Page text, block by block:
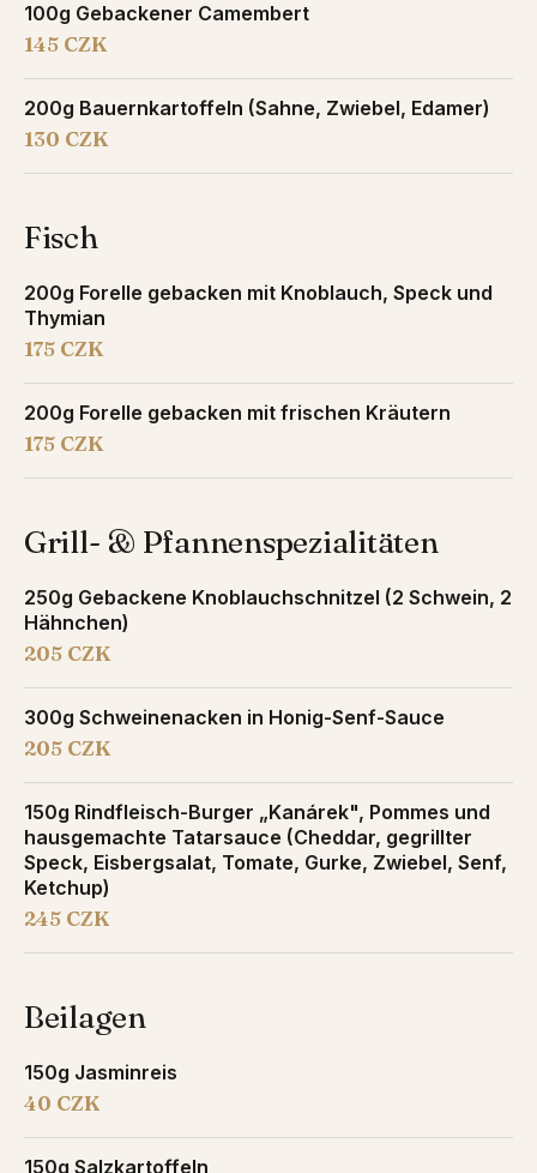
100g Gebackener Camembert
145 CZK
200g Bauernkartoffeln (Sahne, Zwiebel, Edamer)
130 CZK
Fisch
200g Forelle gebacken mit Knoblauch, Speck und
Thymian
175 CZK
200g Forelle gebacken mit frischen Kräutern
175 CZK
Grill- & Pfannenspezialitäten
250g Gebackene Knoblauchschnitzel (2 Schwein, 2
Hähnchen)
205 CZK
300g Schweinenacken in Honig-Senf-Sauce
205 CZK
150g Rindfleisch-Burger „Kanárek", Pommes und
hausgemachte Tatarsauce (Cheddar, gegrillter
Speck, Eisbergsalat, Tomate, Gurke, Zwiebel, Senf,
Ketchup)
245 CZK
Beilagen
150g Jasminreis
40 CZK
150g Salzkartoffeln